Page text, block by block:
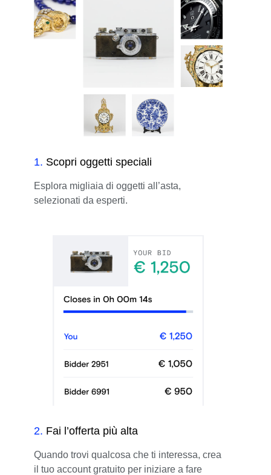
1. Scopri oggetti speciali
Esplora migliaia di oggetti all’asta,
selezionati da esperti.
2. Fai l’offerta più alta
Quando trovi qualcosa che ti interessa, crea
il tuo account gratuito per iniziare a fare